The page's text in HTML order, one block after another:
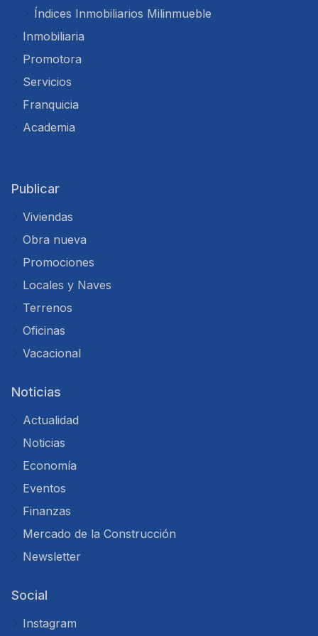
Índices Inmobiliarios Milinmueble
Inmobiliaria
Promotora
Servicios
Franquicia
Academia
Publicar
Viviendas
Obra nueva
Promociones
Locales y Naves
Terrenos
Oficinas
Vacacional
Noticias
Actualidad
Noticias
Economía
Eventos
Finanzas
Mercado de la Construcción
Newsletter
Social
Instagram